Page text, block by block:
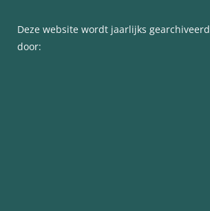
Deze website wordt jaarlijks gearchiveerd
door: